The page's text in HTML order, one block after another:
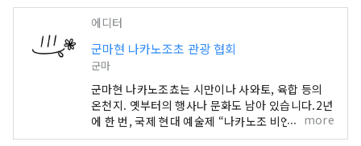
에디터
군마현 나카노조초 관광 협회
군마
군마현 나카노조쵸는 시만이나 사와토, 육합 등의
온천지. 옛부터의 행사나 문화도 남아 있습니다.2년
에 한 번, 국제 현대 예술제 “나카노조 비엔날레”도
개최.
more